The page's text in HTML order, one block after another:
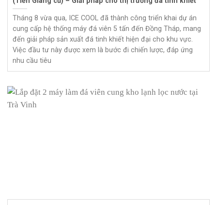
Tháng 8 vừa qua, ICE COOL đã thành công triển khai dự án
cung cấp hệ thống máy đá viên 5 tấn đến Đồng Tháp, mang
đến giải pháp sản xuất đá tinh khiết hiện đại cho khu vực.
Việc đầu tư này được xem là bước đi chiến lược, đáp ứng
nhu cầu tiêu